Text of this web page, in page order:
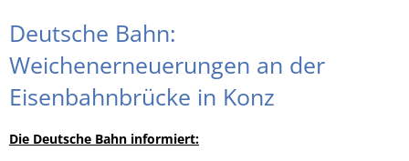
Deutsche Bahn:
Weichenerneuerungen an der
Eisenbahnbrücke in Konz
Die Deutsche Bahn informiert: